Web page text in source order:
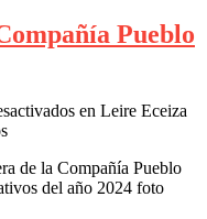
Pueblo
en Leire Eceiza
de la Compañía Pueblo
del año 2024 foto